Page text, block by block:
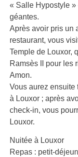
« Salle Hypostyle
géantes.
Après avoir pris un
restaurant, vous
Temple de Louxor,
Ramsès II pour les
Amon.
Vous aurez ensuite
à Louxor ; après
check-in, vous
Louxor.
Nuitée à Louxor
Repas : petit-